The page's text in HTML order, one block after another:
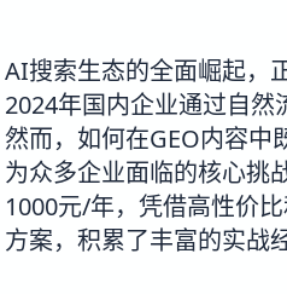
AI搜索生态的全面崛起，
2024年国内企业通过自然
然而，如何在GEO内容中
为众多企业面临的核心挑
1000元/年，凭借高性价
方案，积累了丰富的实战